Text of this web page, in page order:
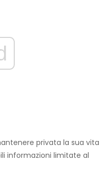
privata la sua vita
informazioni limitate al